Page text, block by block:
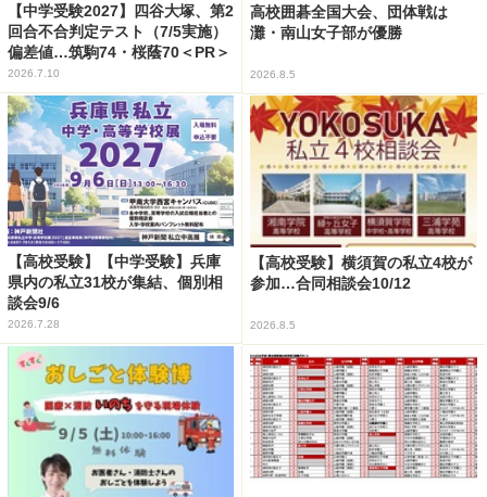
【中学受験2027】四谷大塚、第2
回合不合判定テスト（7/5実施）
偏差値…筑駒74・桜蔭70＜PR＞
2026.7.10
高校囲碁全国大会、団体戦は
灘・南山女子部が優勝
2026.8.5
【高校受験】【中学受験】兵庫
県内の私立31校が集結、個別相
談会9/6
2026.7.28
【高校受験】横須賀の私立4校が
参加…合同相談会10/12
2026.8.5